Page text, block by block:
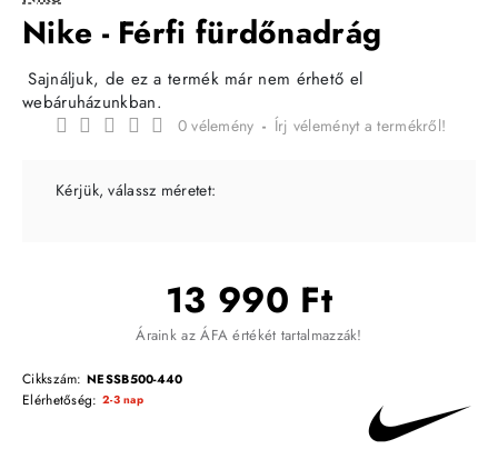
Nike - Férfi fürdőnadrág
Sajnáljuk, de ez a termék már nem érhető el
webáruházunkban.
0 vélemény - Írj véleményt a termékről!
13 990 Ft
Áraink az ÁFA értékét tartalmazzák!
Cikkszám: NESSB500-440
Elérhetőség: 2-3 nap
Kérjük, válassz méretet: